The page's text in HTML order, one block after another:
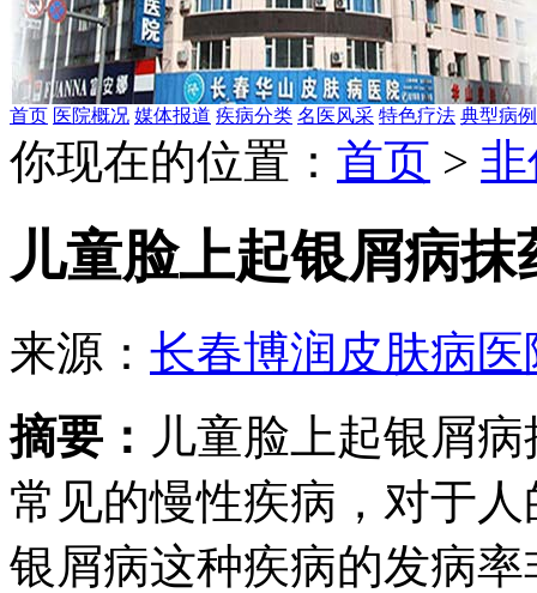
首页 医院概况 媒体报道 疾病分类 名医风采 特色疗法 典型病例
你现在的位置： 首页 >
儿童脸上起银屑病抹
来源： 长春博润皮肤病医
摘要： 儿童脸上起银屑
常见的慢性疾病，对于
银屑病这种疾病的发病